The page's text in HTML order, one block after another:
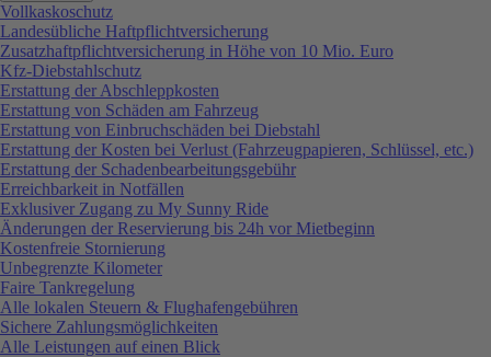
Vollkaskoschutz
Landesübliche Haftpflichtversicherung
Zusatzhaftpflichtversicherung in Höhe von 10 Mio. Euro
Kfz-Diebstahlschutz
Erstattung der Abschleppkosten
Erstattung von Schäden am Fahrzeug
Erstattung von Einbruchschäden bei Diebstahl
Erstattung der Kosten bei Verlust (Fahrzeugpapieren, Schlüssel, etc.)
Erstattung der Schadenbearbeitungsgebühr
Erreichbarkeit in Notfällen
Exklusiver Zugang zu My Sunny Ride
Änderungen der Reservierung bis 24h vor Mietbeginn
Kostenfreie Stornierung
Unbegrenzte Kilometer
Faire Tankregelung
Alle lokalen Steuern & Flughafengebühren
Sichere Zahlungsmöglichkeiten
Alle Leistungen auf einen Blick